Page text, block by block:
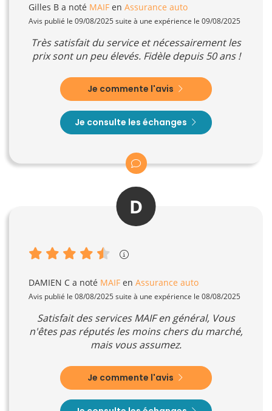
Gilles B a noté MAIF en Assurance auto
Avis publié le 09/08/2025 suite à une expérience le 09/08/2025
Très satisfait du service et nécessairement les
prix sont un peu élevés. Fidèle depuis 50 ans !
Je commente l'avis
Je consulte les échanges
D
DAMIEN C a noté MAIF en Assurance auto
Avis publié le 08/08/2025 suite à une expérience le 08/08/2025
Satisfait des services MAIF en général, Vous
n'êtes pas réputés les moins chers du marché,
mais vous assumez.
Je commente l'avis